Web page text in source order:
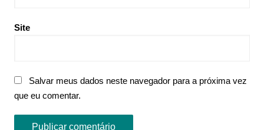
Site
Salvar meus dados neste navegador para a próxima vez
que eu comentar.